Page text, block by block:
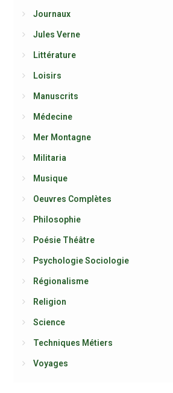
Journaux
Jules Verne
Littérature
Loisirs
Manuscrits
Médecine
Mer Montagne
Militaria
Musique
Oeuvres Complètes
Philosophie
Poésie Théâtre
Psychologie Sociologie
Régionalisme
Religion
Science
Techniques Métiers
Voyages